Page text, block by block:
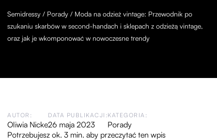
Semidressy / Porady / Moda na odzież vintage: Przewodnik po
szukaniu skarbów w second-handach i sklepach z odzieżą vintage,
oraz jak je wkomponować w nowoczesne trendy
AUTOR:
Oliwia Nicke
DATA PUBLIKACJI:
26 maja 2023
KATEGORIA:
Porady
Potrzebujesz ok. 3 min. aby przeczytać ten wpis